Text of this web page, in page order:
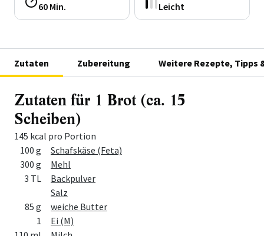
60 Min. Leicht
Zutaten Zubereitung Weitere Rezepte, Tipps
Zutaten für 1 Brot (ca. 15
Scheiben)
145 kcal pro Portion
Menge Zutat
100 g
Schafskäse (Feta)
300 g
Mehl
3 TL
Backpulver
Salz
85 g
weiche Butter
1
Ei (M)